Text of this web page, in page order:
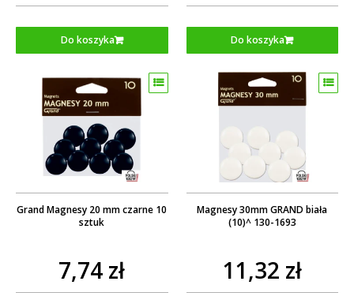
Do koszyka Do koszyka
Grand Magnesy 20 mm czarne 10
sztuk
7,74 zł
Magnesy 30mm GRAND biała
(10)^ 130-1693
11,32 zł